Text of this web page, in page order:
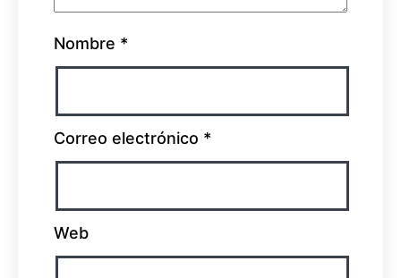
Nombre *
Correo electrónico *
Web